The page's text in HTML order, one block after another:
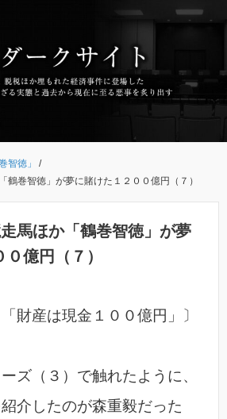
智徳」
/
鶴巻智徳」が夢に賭けた１２００億円（７）
馬ほか「鶴巻智徳」が夢
億円（７）
財産は現金１００億円」〕
ズ（３）で触れたように、
介したのが森重毅だった